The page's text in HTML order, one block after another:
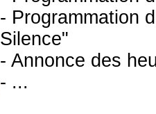
- Programmation
Silence"
- Annonce des
- ...